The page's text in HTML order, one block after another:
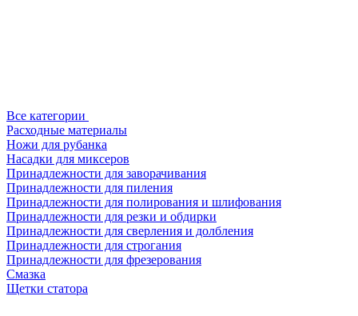
Все категории
Расходные материалы
Ножи для рубанка
Насадки для миксеров
Принадлежности для заворачивания
Принадлежности для пиления
Принадлежности для полирования и шлифования
Принадлежности для резки и обдирки
Принадлежности для сверления и долбления
Принадлежности для строгания
Принадлежности для фрезерования
Смазка
Щетки статора